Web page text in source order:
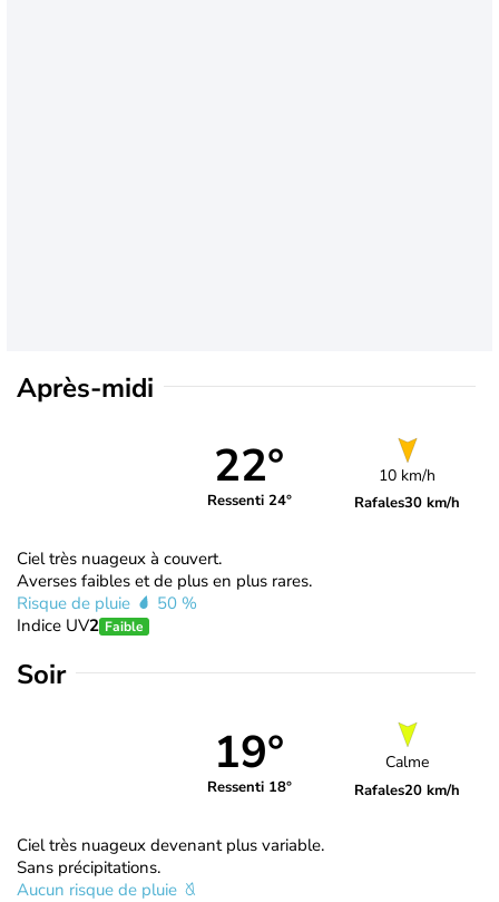
Après-midi
22°
Ressenti 24°
10 km/h
Rafales30 km/h
Ciel très nuageux à couvert.
Averses faibles et de plus en plus rares.
Risque de pluie
50 %
Indice UV2 Faible
Soir
19°
Ressenti 18°
Calme
Rafales20 km/h
Ciel très nuageux devenant plus variable.
Sans précipitations.
Aucun risque de pluie